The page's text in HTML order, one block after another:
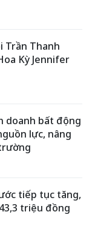
Trần Thanh
Kỳ Jennifer
doanh bất động
lực, nâng
tiếp tục tăng,
triệu đồng